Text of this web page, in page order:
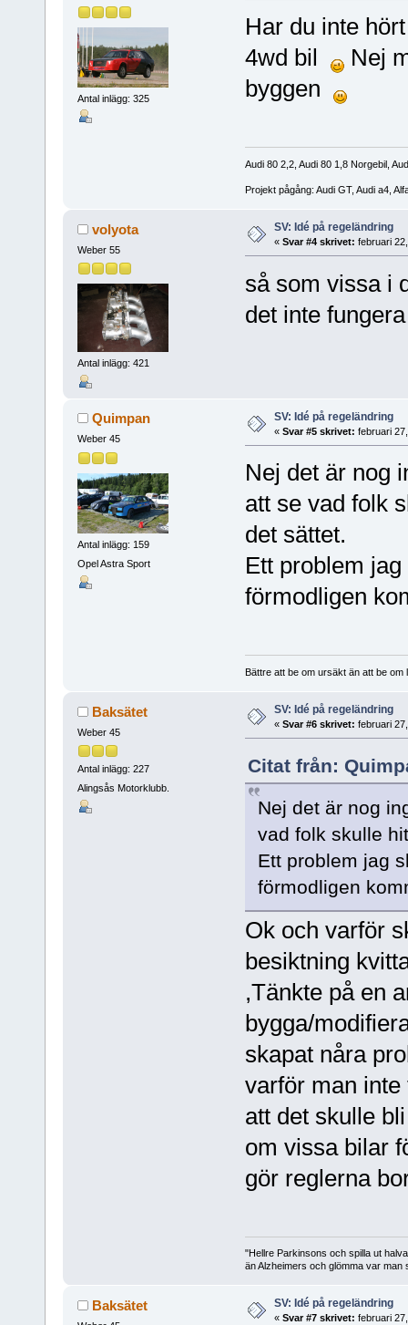
Antal inlägg: 325
Har du inte
4wd bil
Nej
byggen
Audi 80 2,2, Audi 80 1,8 Norgebil,
Projekt pågång: Audi GT, Audi a4,
volyota
Weber 55
Antal inlägg: 421
SV: Idé på regeländring
« Svar #4 skrivet: februari
så som vissa i
det inte
Quimpan
Weber 45
Antal inlägg: 159
Opel Astra Sport
SV: Idé på regeländring
« Svar #5 skrivet: februari
Nej det är nog
att se vad folk
det sättet.
Ett problem
förmodligen
Bättre att be om ursäkt än att be om
Baksätet
Weber 45
Antal inlägg: 227
Alingsås Motorklubb.
SV: Idé på regeländring
« Svar #6 skrivet: februari
Citat från:
Nej det är nog
vad folk skulle
Ett problem jag
förmodligen
Ok och varför
besiktning
,Tänkte på en
bygga/
skapat nåra
varför man
att det skulle
om vissa bilar
gör reglerna
"Hellre Parkinsons och spilla ut
än Alzheimers och glömma var man
Baksätet SV: Idé på regeländring
« Svar #7 skrivet: februari